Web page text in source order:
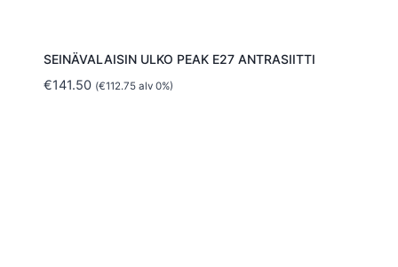
SEINÄVALAISIN ULKO PEAK E27 ANTRASIITTI
€141.50 (€112.75alv 0%)